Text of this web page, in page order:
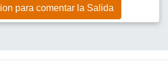
para comentar la Salida